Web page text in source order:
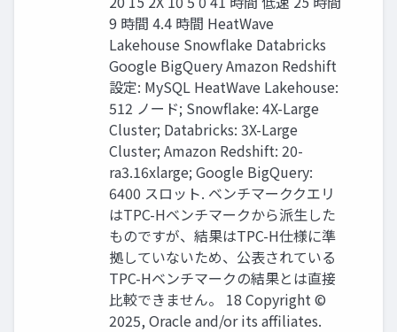
9 時間 4.4 時間 HeatWave
Lakehouse Snowflake Databricks
Google BigQuery Amazon Redshift
設定: MySQL HeatWave Lakehouse:
512 ノード; Snowflake: 4X-Large
Cluster; Databricks: 3X-Large
Cluster; Amazon Redshift: 20-
ra3.16xlarge; Google BigQuery:
6400 スロット. ベンチマーククエリ
はTPC-Hベンチマークから派⽣した
ものですが、結果はTPC-H仕様に準
拠していないため、公表されている
TPC-Hベンチマークの結果とは直接
⽐較できません。 18 Copyright ©
2025, Oracle and/or its affiliates.